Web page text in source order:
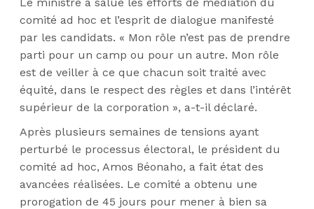
comité ad hoc et l’esprit de dialogue manifesté
par les candidats. « Mon rôle n’est pas de prendre
parti pour un camp ou pour un autre. Mon rôle
est de veiller à ce que chacun soit traité avec
équité, dans le respect des règles et dans l’intérêt
supérieur de la corporation », a-t-il déclaré.
Après plusieurs semaines de tensions ayant
perturbé le processus électoral, le président du
comité ad hoc, Amos Béonaho, a fait état des
avancées réalisées. Le comité a obtenu une
prorogation de 45 jours pour mener à bien sa